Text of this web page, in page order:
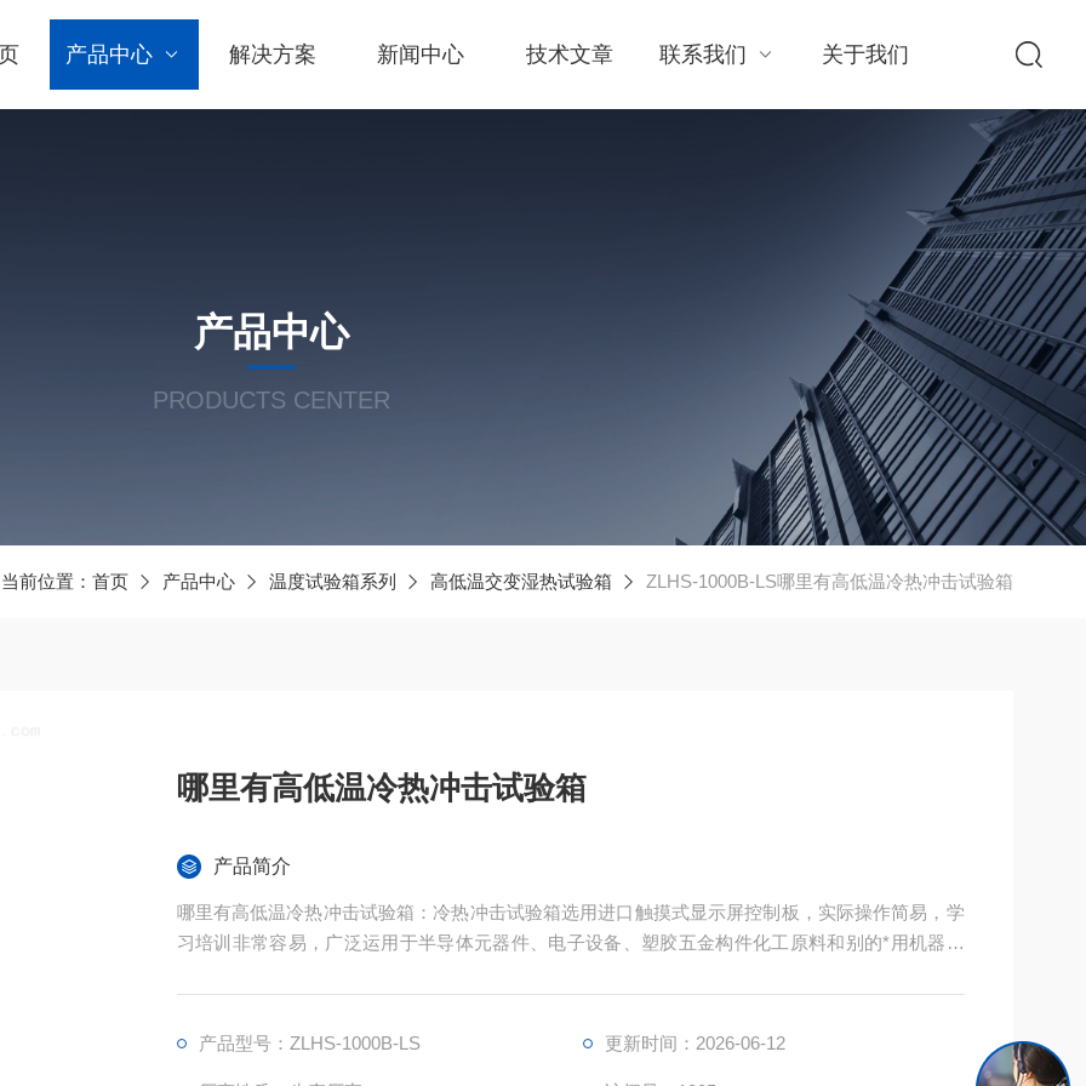
产品中心 解决方案 新闻中心 技术文章 联系我们 关于我们
产品中心
PRODUCTS CENTER
当前位置： 首页 产品中心 温度试验箱系列 高低温交变湿热试验箱 ZLHS-1000B-LS哪里有高低温冷热冲击试验箱
哪里有高低温冷热冲击试验箱
产品简介
哪里有高低温冷热冲击试验箱：冷热冲击试验箱选用进口触摸式显示屏控制板，实际操作简易，学
习培训非常容易，广泛运用于半导体元器件、电子设备、塑胶五金构件化工原料和别的*用机器设
产品型号：ZLHS-1000B-LS 更新时间：2026-06-12